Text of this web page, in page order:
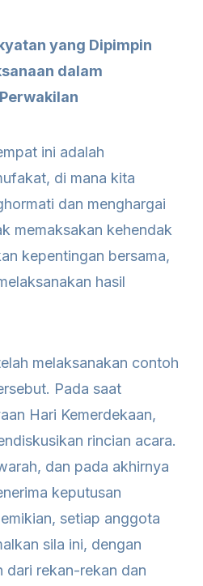
yang Dipimpin
dalam
ini adalah
di mana kita
dan menghargai
memaksakan kehendak
kepentingan bersama,
hasil
melaksanakan contoh
Pada saat
Hari Kemerdekaan,
rincian acara.
dan pada akhirnya
keputusan
setiap anggota
sila ini, dengan
dari rekan-rekan dan